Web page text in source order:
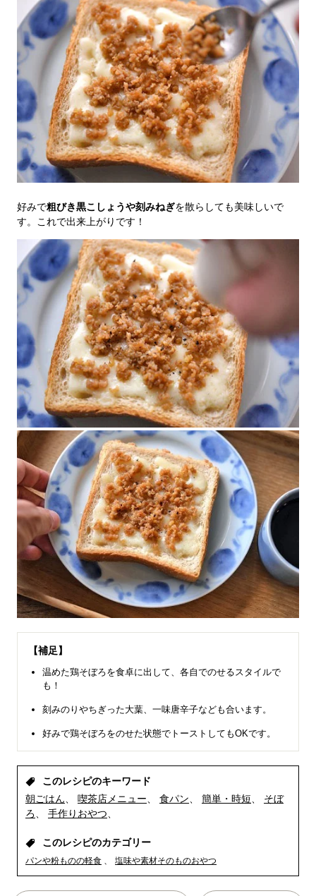
好みで粗びき黒こしょうや刻みねぎを散らしても美味しいで
す。これで出来上がりです！
【補足】
温めた鶏そぼろを食卓に出して、各自でのせるスタイルで
も！
刻みのりやちぎった大葉、一味唐辛子なども合います。
好みで鶏そぼろをのせた状態でトーストしてもOKです。
このレシピのキーワード
朝ごはん
喫茶店メニュー 食パン 簡単・時短
そぼ
ろ
手作りおやつ
このレシピのカテゴリー
パンや粉ものの軽食 塩味や素材そのものおやつ